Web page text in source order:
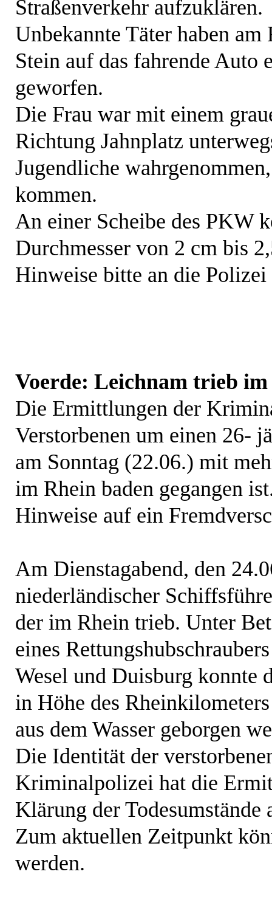
Straßenverkehr aufzuklären.
Unbekannte Täter haben
Stein auf das fahrende Auto
geworfen.
Die Frau war mit einem
Richtung Jahnplatz
Jugendliche
kommen.
An einer Scheibe des PKW
Durchmesser von 2 cm bis
Hinweise bitte an die
Voerde: Leichnam trieb
Die Ermittlungen der
Verstorbenen um einen 26-
am Sonntag (22.06.) mit
im Rhein baden gegangen
Hinweise auf ein
Am Dienstagabend, den
niederländischer
der im Rhein trieb. Unter
eines
Wesel und Duisburg konnte
in Höhe des
aus dem Wasser geborgen
Die Identität der
Kriminalpolizei hat die
Klärung der Todesumstände
Zum aktuellen Zeitpunkt
werden.